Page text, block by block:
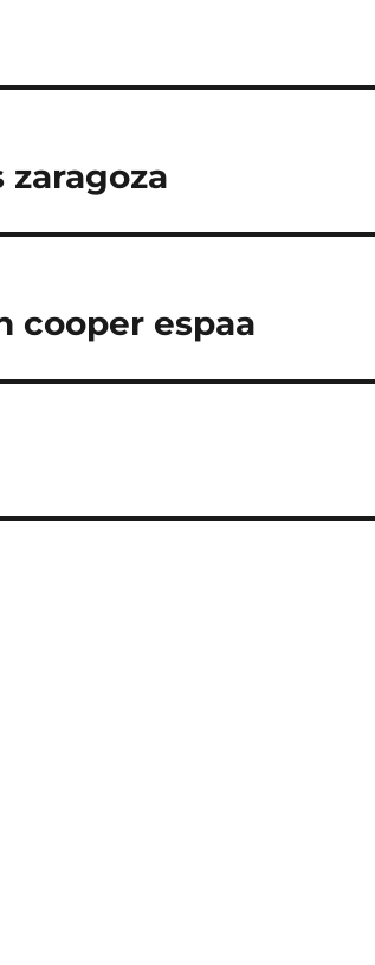
cooper espaa